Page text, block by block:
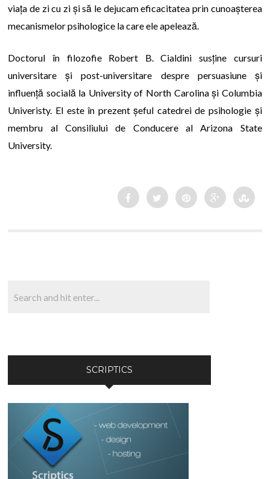
viața de zi cu zi și să le dejucam eficacitatea prin cunoașterea
mecanismelor psihologice la care ele apelează.
Doctorul în filozofie Robert B. Cialdini susține cursuri
universitare și post-universitare despre persuasiune și
influență socială la University of North Carolina și Columbia
Univeristy. El este în prezent șeful catedrei de psihologie și
membru al Consiliului de Conducere al Arizona State
University.
SCRIPTICS